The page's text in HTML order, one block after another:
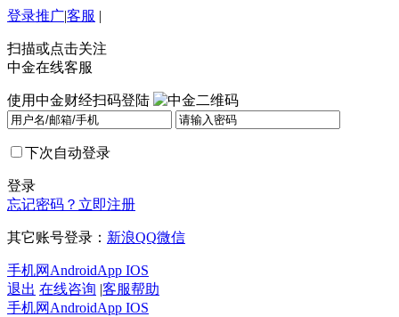
登录推广|客服 |
扫描或点击关注
中金在线客服
使用中金财经扫码登陆
下次自动登录
登录
忘记密码？ 立即注册
其它账号登录： 新浪QQ微信
手机网 AndroidApp IOS
退出 在线咨询 |客服帮助
手机网 AndroidApp IOS